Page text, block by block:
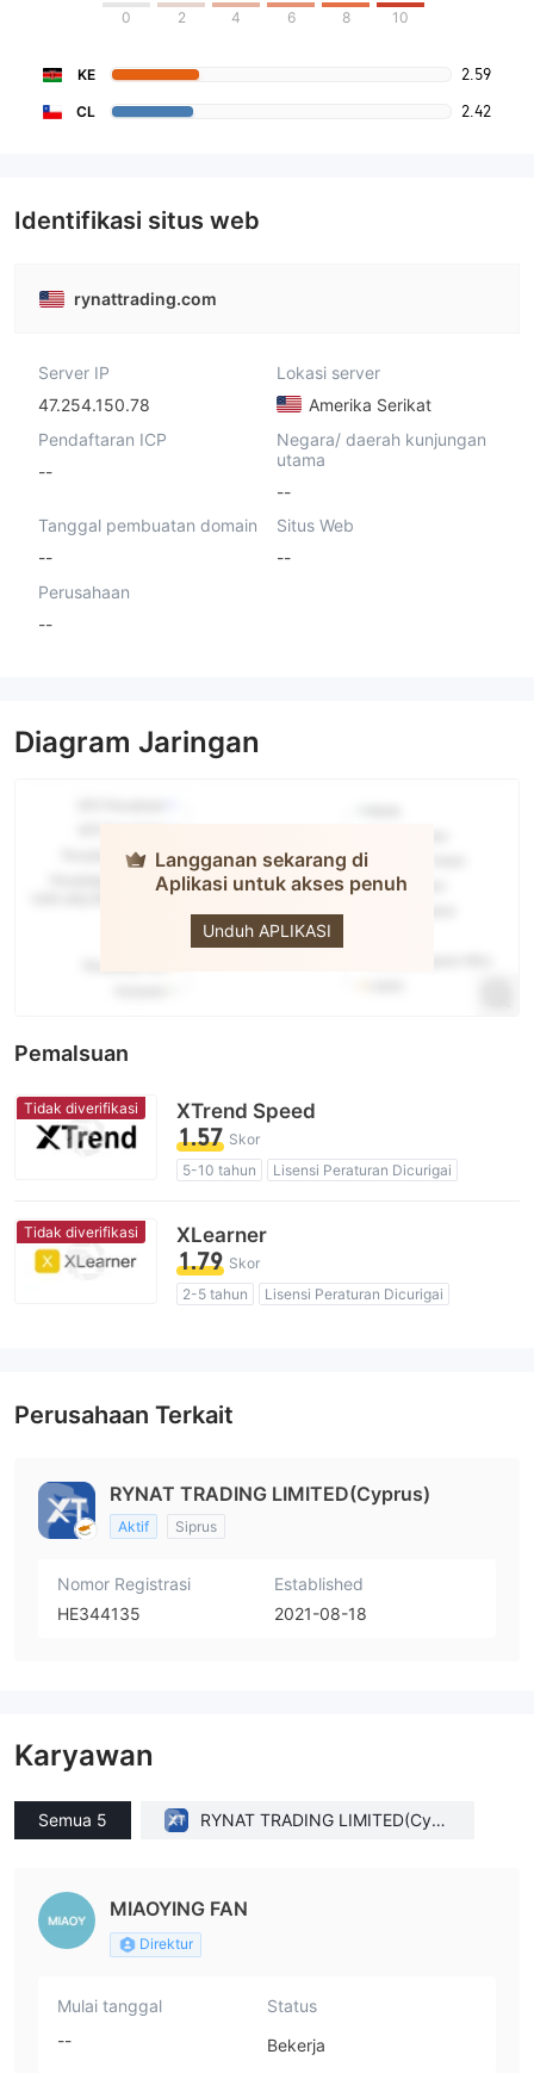
0 2 4 6 8 10
KE 2.59
CL 2.42
Identifikasi situs web
rynattrading.com
Server IP
47.254.150.78
Lokasi server
Amerika Serikat
Pendaftaran ICP
--
Negara/ daerah kunjungan
utama
--
Tanggal pembuatan domain
--
Situs Web
--
Perusahaan
--
Diagram Jaringan
Langganan sekarang di
Aplikasi untuk akses penuh
Unduh APLIKASI
RYNAT
Pemalsuan
Tidak diverifikasi XTrend Speed
1.57 Skor
5-10 tahun
Lisensi Peraturan Dicurigai
Tidak diverifikasi
XLearner
1.79 Skor
2-5 tahun
Lisensi Peraturan Dicurigai
Perusahaan Terkait
RYNAT TRADING LIMITED(Cyprus)
Aktif Siprus
Nomor Registrasi
HE344135
Established
2021-08-18
Karyawan
Semua 5
RYNAT TRADING LIMITED(Cypr
MIAOYING FAN
Direktur
Mulai tanggal
--
Status
Bekerja